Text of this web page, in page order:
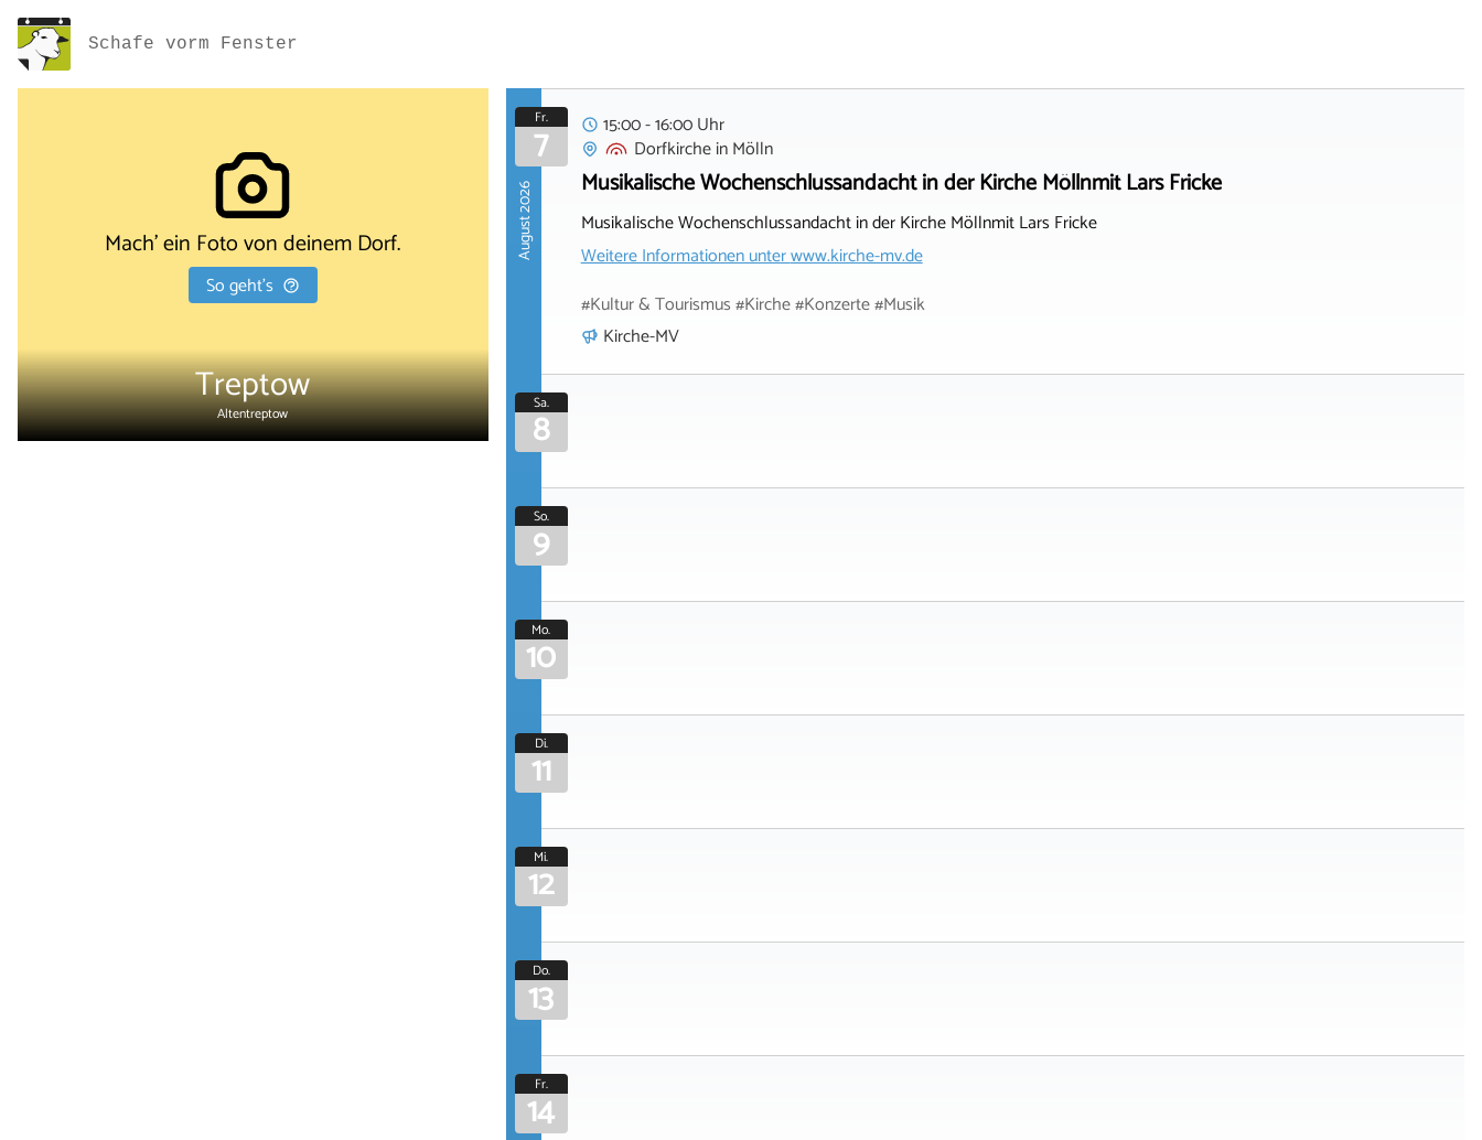
Schafe vorm Fenster
Mach' ein Foto von deinem Dorf.
So geht's
Treptow
Altentreptow
August 2026
Fr.
7
15:00 - 16:00 Uhr
DorfkircheinMölln
Musikalische Wochenschlussandacht in der Kirche Möllnmit Lars Fricke
Musikalische Wochenschlussandacht in der Kirche Möllnmit Lars Fricke
Weitere Informationen unterwww.kirche-mv.de
#Kultur & Tourismus #Kirche #Konzerte #Musik
Kirche-MV
Sa.
8
So.
9
Mo.
10
Di.
11
Mi.
12
Do.
13
Fr.
14